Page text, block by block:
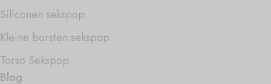
Siliconen sekspop
Kleine borsten sekspop
Torso Sekspop
Blog